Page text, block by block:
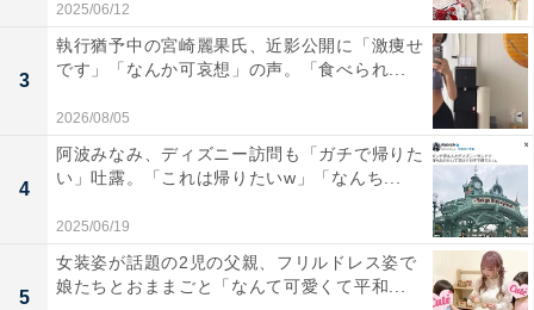
2025/06/12
3
執行猶予中の宮崎麗果氏、近影公開に「激痩せ
です」「なんか可哀想」の声。「食べられ...
2026/08/05
4
阿波みなみ、ディズニー訪問も「ガチで帰りた
い」吐露。「これは帰りたいw」「なんち...
2025/06/19
5
女装姿が話題の2児の父親、フリルドレス姿で
娘たちとおままごと「なんて可愛くて平和...